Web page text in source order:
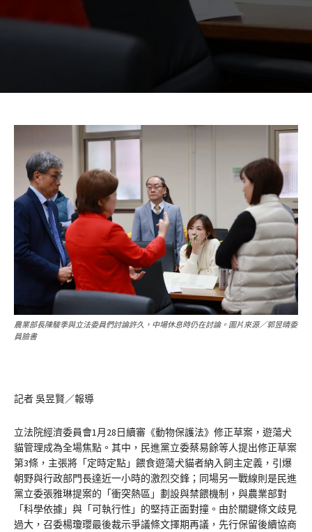
農業部長陳駿季與立法委員們討論許久，中場休息時仍在討論。圖片來源／郭昱晴委
員臉書
記者 吳昱賢／報導
立法院經濟委員會1月28日續審《動物保護法》修正草案，遊蕩犬
貓管理成為全場焦點。其中，民進黨立委蔡易餘等人提出修正草案
第3條，主張將「定時定點」餵食遊蕩犬貓者納入飼主定義，引爆
朝野與行政部門長達近一小時的激烈交鋒；同場另一戰線則是民進
黨立委張雅琳提案的「衝突熱區」劃設與禁餵機制，與農業部對
「科學依據」與「可執行性」的堅持正面對撞。由於關鍵條文歧見
過大，召委楊瓊瓔最後裁示爭議條文擇期再議，先行保留後續協商